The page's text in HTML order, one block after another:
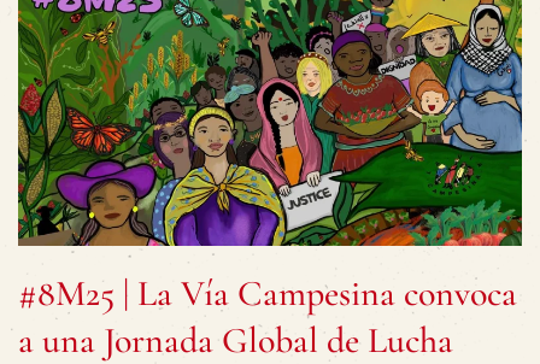
#8M25 | La Vía Campesina convoca
a una Jornada Global de Lucha